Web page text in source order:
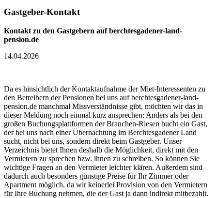
Gastgeber-Kontakt
Kontakt zu den Gastgebern auf berchtesgadener-land-
pension.de
14.04.2026
Da es hinsichtlich der Kontaktaufnahme der Miet-Interessenten zu
den Betreibern der Pensionen bei uns auf berchtesgadener-land-
pension.de manchmal Missverständnisse gibt, möchten wir das in
dieser Meldung noch einmal kurz ansprechen: Anders als bei den
großen Buchungsplattformen der Branchen-Riesen bucht ein Gast,
der bei uns nach einer Übernachtung im Berchtesgadener Land
sucht, nicht bei uns, sondern direkt beim Gastgeber. Unser
Verzeichnis bietet Ihnen deshalb die Möglichkeit, direkt mit den
Vermietern zu sprechen bzw. ihnen zu schreiben. So können Sie
wichtige Fragen an den Vermieter leichter klären. Außerdem sind
dadurch auch besonders günstige Preise für Ihr Zimmer oder
Apartment möglich, da wir keinerlei Provision von den Vermietern
für Ihre Buchung nehmen, die der Gast ja dann indirekt mitbezahlt.